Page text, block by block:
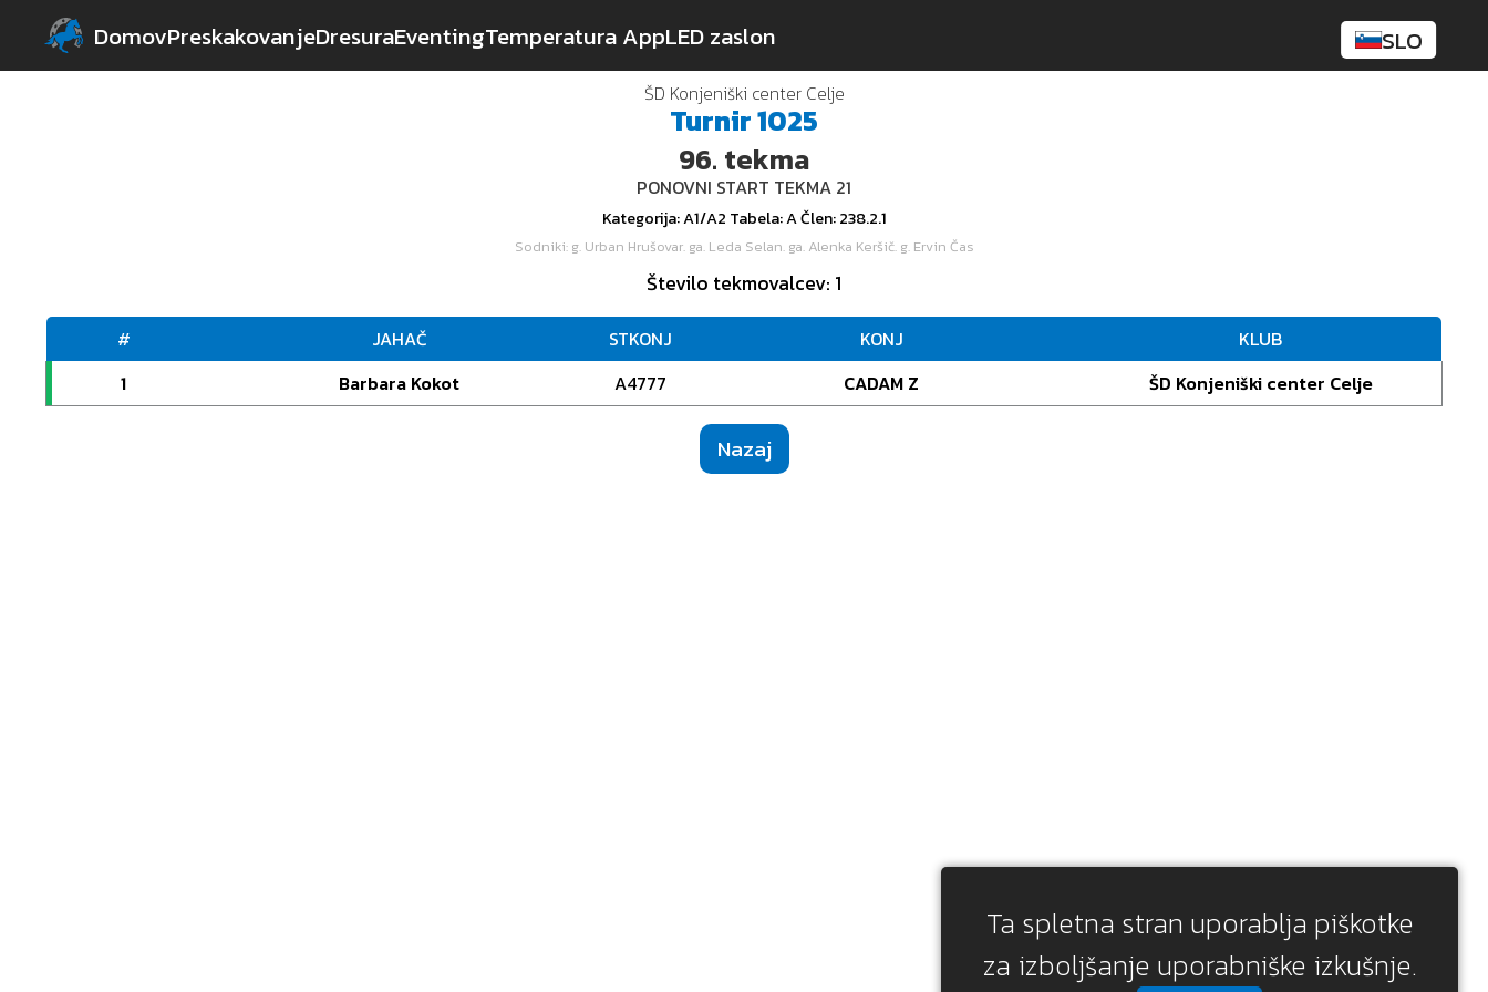
Ta spletna stran uporablja piškotke
za izboljšanje uporabniške izkušnje.
DomovPreskakovanjeDresuraEventingTemperatura AppLED zaslon SLO
ŠD Konjeniški center Celje
Turnir1025
96. tekma
PONOVNI START TEKMA 21
Kategorija: A1/A2 Tabela: AČlen: 238.2.1
Sodniki: g. Urban Hrušovar. ga. Leda Selan. ga. Alenka Keršič. g. Ervin Čas
Število tekmovalcev: 1
# JAHAČ STKONJ KONJ
KLUB
1
Barbara Kokot A4777 CADAM Z ŠD Konjeniški center Celje
Nazaj